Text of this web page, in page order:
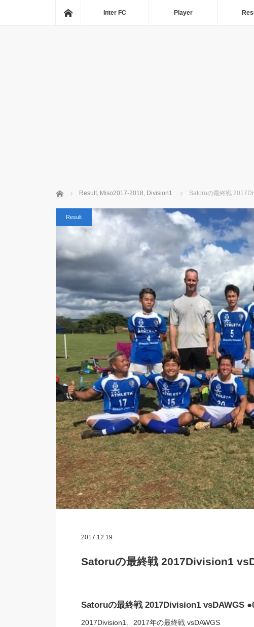
ホームInter FC Player
ホーム Result, Miso2017-2018, Division1 Satoruの最終戦
Result
2017.12.19
Satoruの最終戦 2017Division1
Satoruの最終戦 2017Division1 vsDAWGS
2017Division1、2017年の最終戦 vsDAWGS